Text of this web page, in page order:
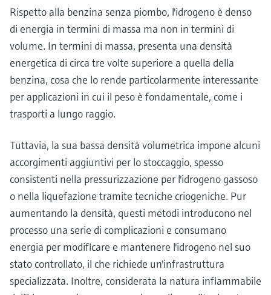
Rispetto alla benzina senza piombo, l'idrogeno è denso
di energia in termini di massa ma non in termini di
volume. In termini di massa, presenta una densità
energetica di circa tre volte superiore a quella della
benzina, cosa che lo rende particolarmente interessante
per applicazioni in cui il peso è fondamentale, come i
trasporti a lungo raggio.
Tuttavia, la sua bassa densità volumetrica impone alcuni
accorgimenti aggiuntivi per lo stoccaggio, spesso
consistenti nella pressurizzazione per l'idrogeno gassoso
o nella liquefazione tramite tecniche criogeniche. Pur
aumentando la densità, questi metodi introducono nel
processo una serie di complicazioni e consumano
energia per modificare e mantenere l'idrogeno nel suo
stato controllato, il che richiede un'infrastruttura
specializzata. Inoltre, considerata la natura infiammabile